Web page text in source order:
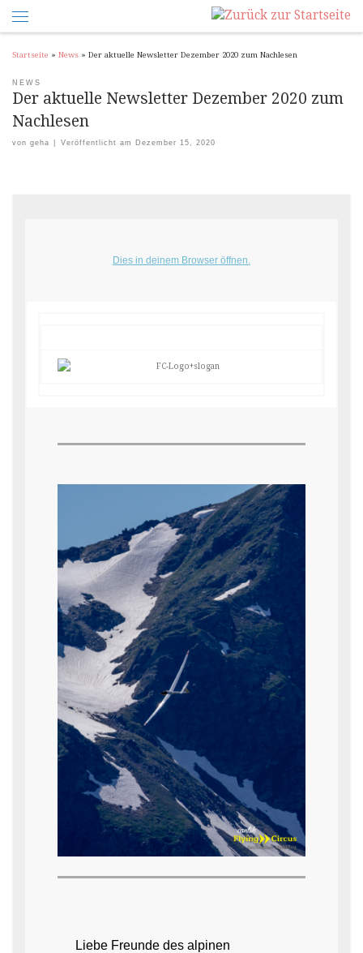
Startseite » News » Der aktuelle Newsletter Dezember 2020 zum Nachlesen
NEWS
Der aktuelle Newsletter Dezember 2020 zum
Nachlesen
von geha Veröffentlicht am Dezember 15, 2020
Dies in deinem Browser öffnen.
Liebe Freunde des alpinen